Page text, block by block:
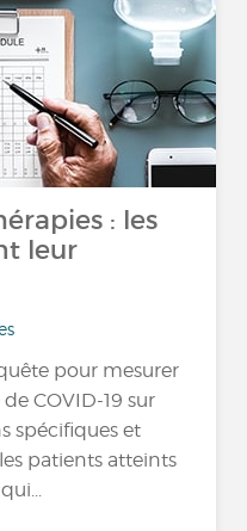
: les
leur
pour mesurer
COVID-19 sur
spécifiques et
patients atteints